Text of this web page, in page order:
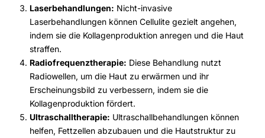
Laserbehandlungen: Nicht-invasive
Laserbehandlungen können Cellulite gezielt angehen,
indem sie die Kollagenproduktion anregen und die Haut
straffen.
Radiofrequenztherapie: Diese Behandlung nutzt
Radiowellen, um die Haut zu erwärmen und ihr
Erscheinungsbild zu verbessern, indem sie die
Kollagenproduktion fördert.
Ultraschalltherapie: Ultraschallbehandlungen können
helfen, Fettzellen abzubauen und die Hautstruktur zu